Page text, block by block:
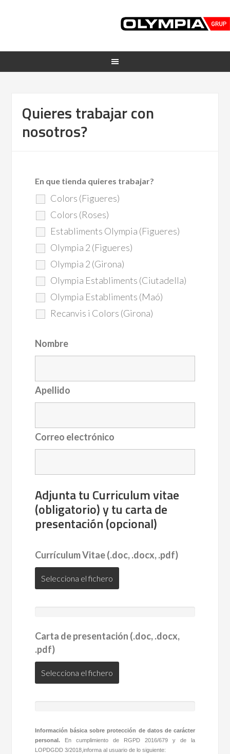
Quieres trabajar con
nosotros?
En que tienda quieres trabajar?
Colors (Figueres)
Colors (Roses)
Establiments Olympia (Figueres)
Olympia 2 (Figueres)
Olympia 2 (Girona)
Olympia Establiments (Ciutadella)
Olympia Establiments (Maó)
Recanvis i Colors (Girona)
Nombre
Apellido
Correo electrónico
Adjunta tu Curriculum vitae
(obligatorio) y tu carta de
presentación (opcional)
Currículum Vitae (.doc, .docx, .pdf)
Selecciona el fichero
Carta de presentación (.doc, .docx,
.pdf)
Selecciona el fichero
Información básica sobre protección de datos de carácter
personal. En cumplimiento de RGPD 2016/679 y de la
LOPDGDD 3/2018,informa al usuario de lo siguiente: